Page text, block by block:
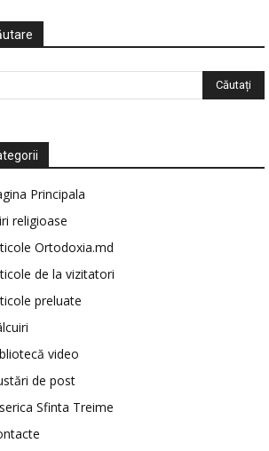
Principala
religioase
Ortodoxia.md
de la vizitatori
preluate
video
de post
Sfinta Treime